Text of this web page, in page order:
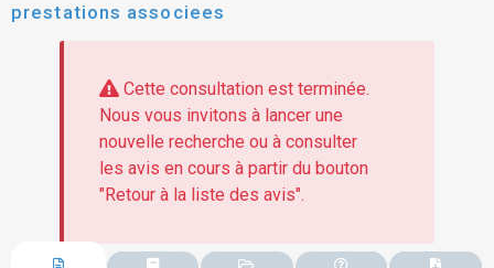
prestations associees
Cette consultation est terminée.
Nous vous invitons à lancer une
nouvelle recherche ou à consulter
les avis en cours à partir du bouton
"Retour à la liste des avis".